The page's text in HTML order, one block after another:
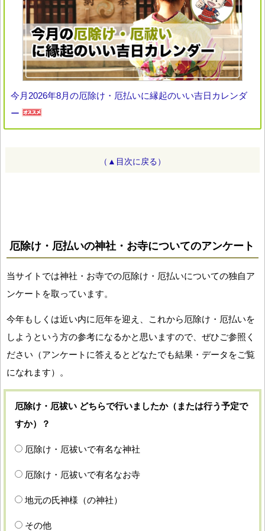
今月2026年8月の厄除け・厄払いに縁起のいい吉日カレンダ
ー
（▲目次に戻る）
厄除け・厄払いの神社・お寺についてのアンケート
当サイトでは神社・お寺での厄除け・厄払いについての独自ア
ンケートを取っています。
今年もしくは近い内に厄年を迎え、これから厄除け・厄払いを
しようという方の参考になるかと思いますので、ぜひご参照く
ださい（アンケートに答えるとどなたでも結果・データをご覧
になれます）。
厄除け・厄祓い どちらで行いましたか（または行う予定で
すか）？
厄除け・厄祓いで有名な神社
厄除け・厄祓いで有名なお寺
地元の氏神様（の神社）
その他